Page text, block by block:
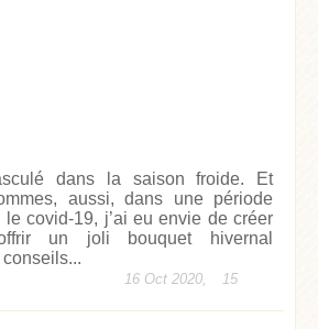
dans la saison froide. Et
aussi, dans une période
le covid-19, j’ai eu envie de créer
un joli bouquet hivernal
16 Oct 2020, 15